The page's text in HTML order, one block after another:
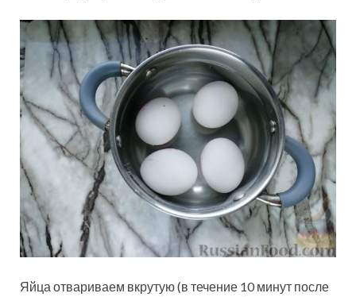
Яйца отвариваем вкрутую (в течение 10 минут после